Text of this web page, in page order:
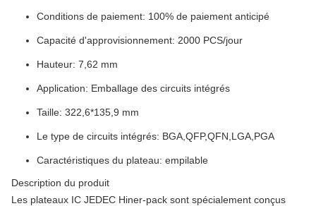
Conditions de paiement: 100% de paiement anticipé
Capacité d'approvisionnement: 2000 PCS/jour
Hauteur: 7,62 mm
Application: Emballage des circuits intégrés
Taille: 322,6*135,9 mm
Le type de circuits intégrés: BGA,QFP,QFN,LGA,PGA
Caractéristiques du plateau: empilable
Description du produit
Les plateaux IC JEDEC Hiner-pack sont spécialement conçus